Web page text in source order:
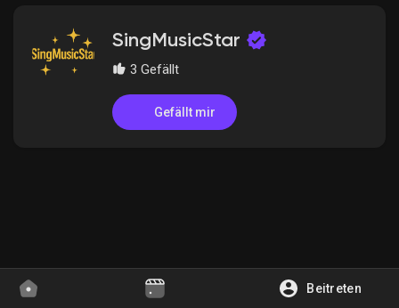
Beitreten
Meine Gruppen
Entdecken Seiten
SingMusicStar
3 Gefällt
Gefällt mir